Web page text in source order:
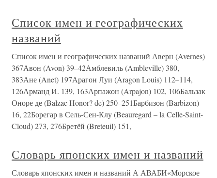
Список имен и географических
названий
Список имен и географических названий Аверн (Avernes)
367Авон (Avon) 39–42Амблевиль (Ambleville) 380,
383Ане (Anet) 197Арагон Луи (Aragon Louis) 112–114,
126Арманд И. 139, 163Арпажон (Arpajon) 102, 106Бальзак
Оноре де (Balzac Honor? de) 250–251Барбизон (Barbizon)
16, 22Борегар в Сель-Сен-Клу (Beauregard – la Celle-Saint-
Cloud) 273, 276Бретёй (Breteuil) 151,
Словарь японских имен и названий
Словарь японских имен и названий А АВАБИ«Морское